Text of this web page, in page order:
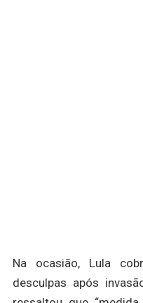
Na ocasião, Lula
desculpas após